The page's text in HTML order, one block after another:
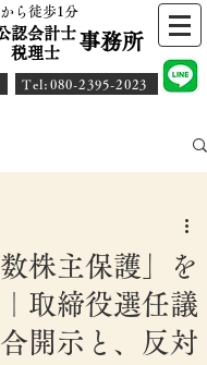
ら徒歩1分
事務所
認会計士
​税理士
​Tel:080-2395-2023
株主保護」を
取締役選任議
開示と、反対